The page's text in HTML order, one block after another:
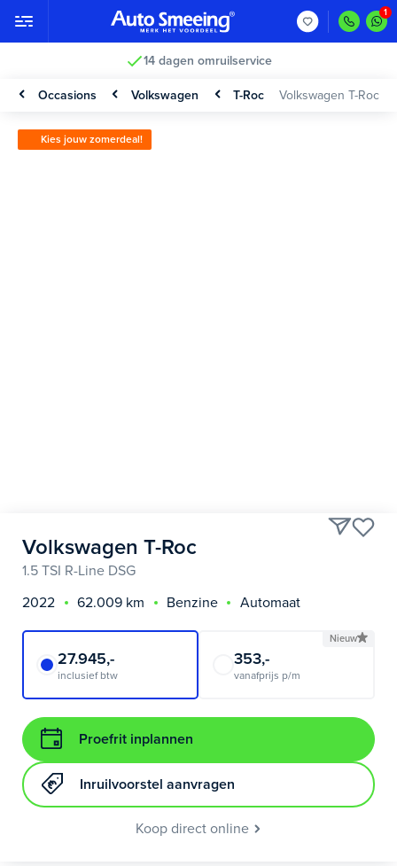
14 dagen omruilservice
Occasions Volkswagen T-Roc Volkswagen T-Roc
Kies jouw zomerdeal!
Volkswagen T-Roc
1.5 TSI R-Line DSG
2022
62.009 km Benzine Automaat
27.945,-
inclusief btw
Nieuw
353,-
vanafprijs p/m
Proefrit inplannen
Inruilvoorstel aanvragen
Koop direct online